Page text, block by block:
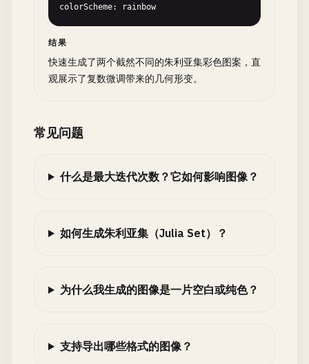
colorScheme: rainbow
结果
快速生成了两个截然不同的朱利亚集彩色图案，直
观展示了复数微调带来的几何形变。
常见问题
什么是最大迭代次数？它如何影响图像？
如何生成朱利亚集（Julia Set）？
为什么我生成的图像是一片空白或纯色？
支持导出哪些格式的图像？